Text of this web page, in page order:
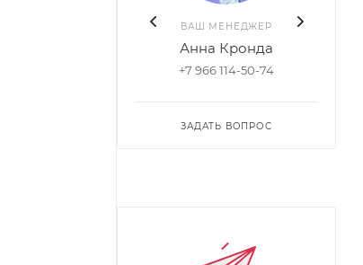
ВАШ МЕНЕДЖЕР
Анна Кронда
+7 966 114-50-74
ЗАДАТЬ ВОПРОС